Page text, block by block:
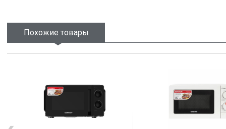
Похожие товары